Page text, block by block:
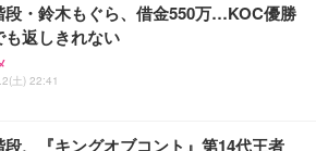
段・鈴木もぐら、借金550万…KOC優勝
も返しきれない
土) 22:41
段、『キングオブコント』第14代王者